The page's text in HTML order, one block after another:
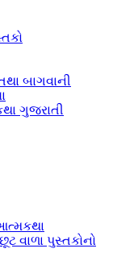
બાગવાની
ગુજરાતી
વાળા પુસ્તકોનો